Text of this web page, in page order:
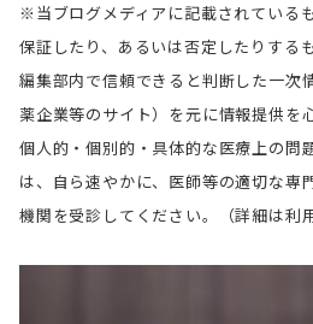
※当ブログメディアに記載されている
保証したり、あるいは否定したりする
編集部内で信頼できると判断した一次
薬企業等のサイト）を元に情報提供を
個人的・個別的・具体的な医療上の問
は、自ら速やかに、医師等の適切な専
機関を受診してください。（詳細は利